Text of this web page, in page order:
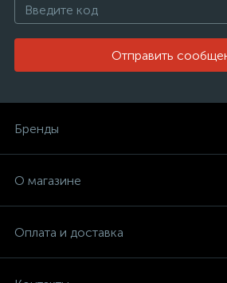
Отправить
Бренды
О магазине
Оплата и доставка